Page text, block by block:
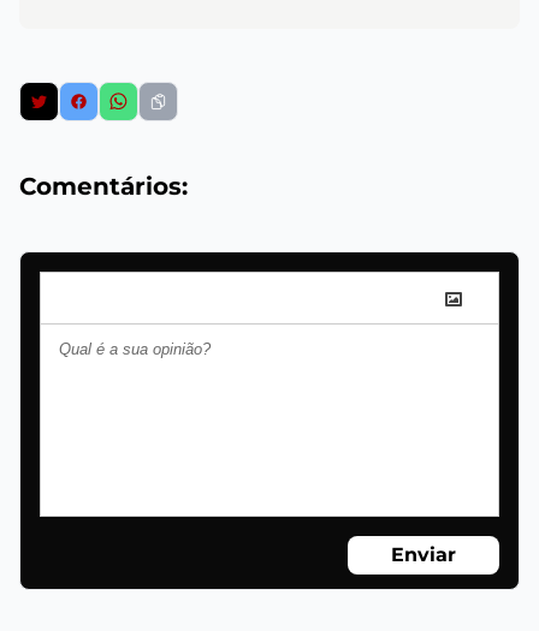
Comentários:
Enviar